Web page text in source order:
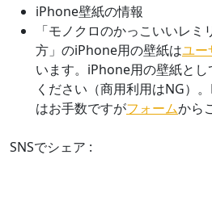
iPhone壁紙の情報
「モノクロのかっこいいレ
方」のiPhone用の壁紙はユー
います。iPhone用の壁紙と
ください（商用利用はNG）
はお手数ですがフォームから
SNSでシェア :